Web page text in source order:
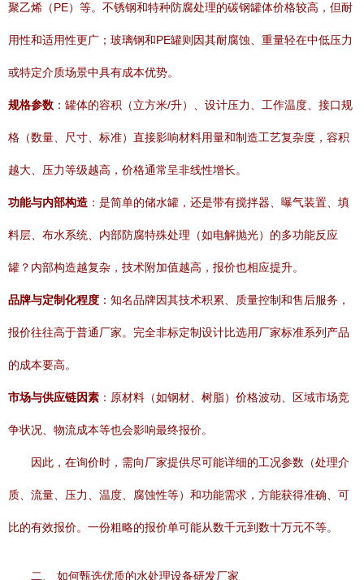
聚乙烯（PE）等。不锈钢和特种防腐处理的碳钢罐体价格较高，但耐
用性和适用性更广；玻璃钢和PE罐则因其耐腐蚀、重量轻在中低压力
或特定介质场景中具有成本优势。
规格参数 ：罐体的容积（立方米/升）、设计压力、工作温度、接口规
格（数量、尺寸、标准）直接影响材料用量和制造工艺复杂度，容积
越大、压力等级越高，价格通常呈非线性增长。
功能与内部构造 ：是简单的储水罐，还是带有搅拌器、曝气装置、填
料层、布水系统、内部防腐特殊处理（如电解抛光）的多功能反应
罐？内部构造越复杂，技术附加值越高，报价也相应提升。
品牌与定制化程度 ：知名品牌因其技术积累、质量控制和售后服务，
报价往往高于普通厂家。完全非标定制设计比选用厂家标准系列产品
的成本要高。
市场与供应链因素 ：原材料（如钢材、树脂）价格波动、区域市场竞
争状况、物流成本等也会影响最终报价。
因此，在询价时，需向厂家提供尽可能详细的工况参数（处理介
质、流量、压力、温度、腐蚀性等）和功能需求，方能获得准确、可
比的有效报价。一份粗略的报价单可能从数千元到数十万元不等。
二、 如何甄选优质的水处理设备研发厂家